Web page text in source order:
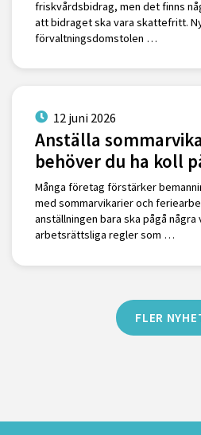
friskvårdsbidrag, men det finns
att bidraget ska vara skattefritt.
förvaltningsdomstolen …
12 juni 2026
Anställa
behöver du ha koll
Många företag förstärker
med sommarvikarier och
anställningen bara ska pågå
arbetsrättsliga regler som …
FLER